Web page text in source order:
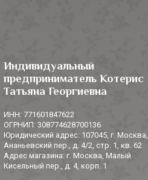
Индивидуальный
предприниматель Котерис
Татьяна Георгиевна
ИНН: 771601847622
ОГРНИП: 308774628700136
Юридический адрес: 107045, г. Москва,
Ананьевский пер., д. 4/2, стр. 1, кв. 62
Адрес магазина: г. Москва, Малый
Кисельный пер., д. 4, корп. 1